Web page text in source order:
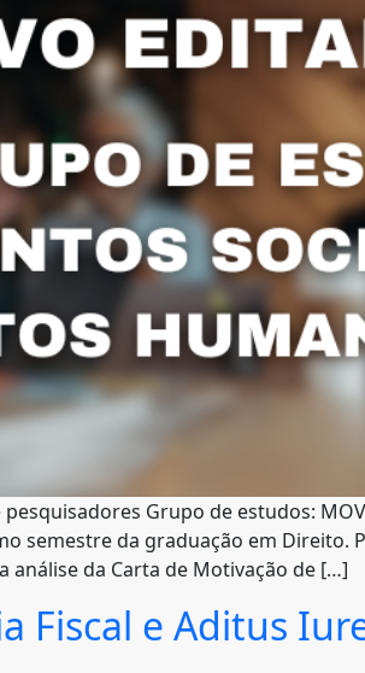
Grupo de estudos:
semestre da graduação em Direito.
análise da Carta de Motivação de […]
e Aditus